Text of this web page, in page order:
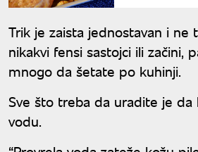
Trik je zaista jednostavan i ne
nikakvi fensi sastojci ili začini,
mnogo da šetate po kuhinji.
Sve što treba da uradite je
vodu.